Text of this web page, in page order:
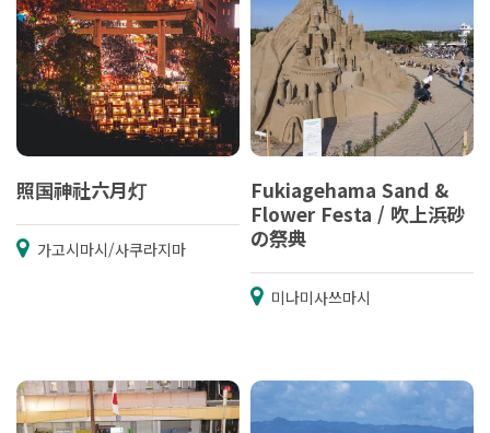
照国神社六月灯
가고시마시/사쿠라지마
Fukiagehama Sand &
Flower Festa / 吹上浜砂
の祭典
미나미사쓰마시